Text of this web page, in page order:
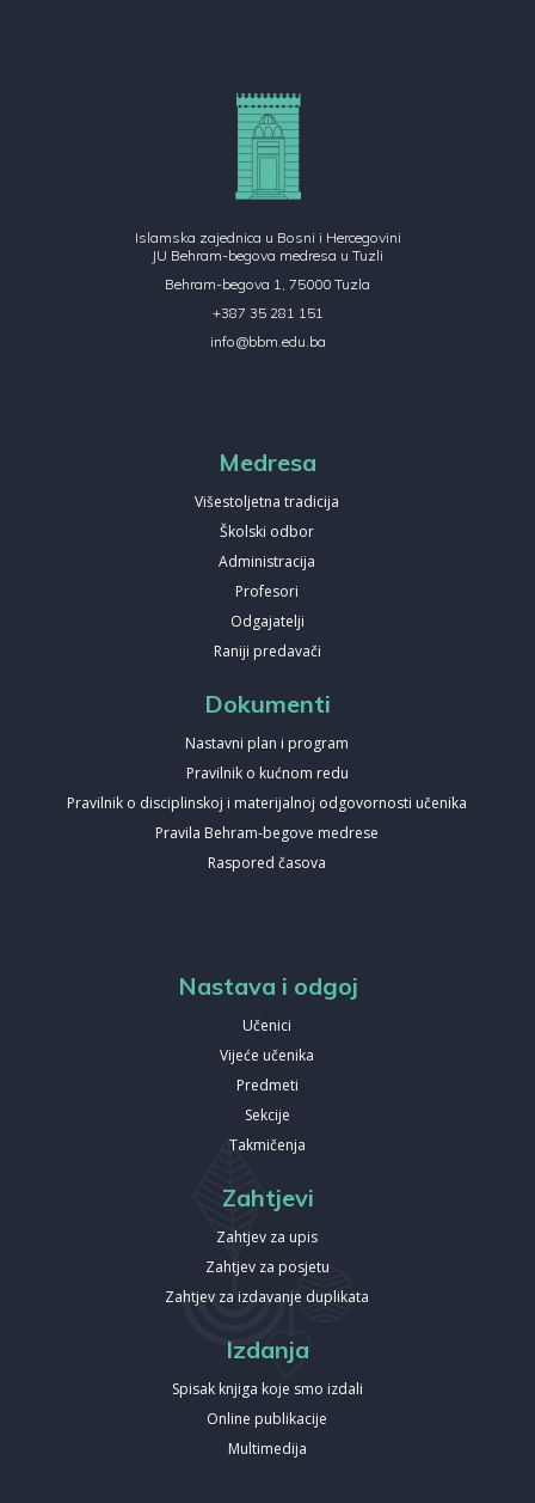
Islamska zajednica u Bosni i Hercegovini
JU Behram-begova medresa u Tuzli
Behram-begova 1, 75000 Tuzla
+387 35 281 151
info@bbm.edu.ba
Medresa
Višestoljetna tradicija
Školski odbor
Administracija
Profesori
Odgajatelji
Raniji predavači
Dokumenti
Nastavni plan i program
Pravilnik o kućnom redu
Pravilnik o disciplinskoj i materijalnoj odgovornosti učenika
Pravila Behram-begove medrese
Raspored časova
Nastava i odgoj
Učenici
Vijeće učenika
Predmeti
Sekcije
Takmičenja
Zahtjevi
Zahtjev za upis
Zahtjev za posjetu
Zahtjev za izdavanje duplikata
Izdanja
Spisak knjiga koje smo izdali
Online publikacije
Multimedija